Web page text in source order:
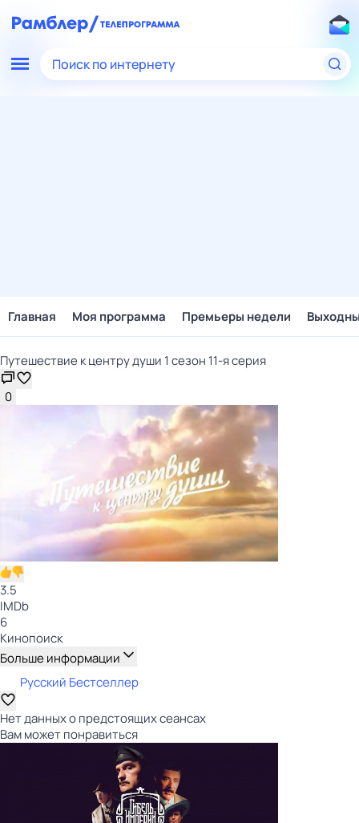
Поиск по интернету
Главная Моя программа Премьеры недели
Путешествие к центру души 1 сезон 11-я серия
0
3.5
IMDb
6
Кинопоиск
Больше информации
Русский Бестселлер
Нет данных о предстоящих сеансах
Вам может понравиться